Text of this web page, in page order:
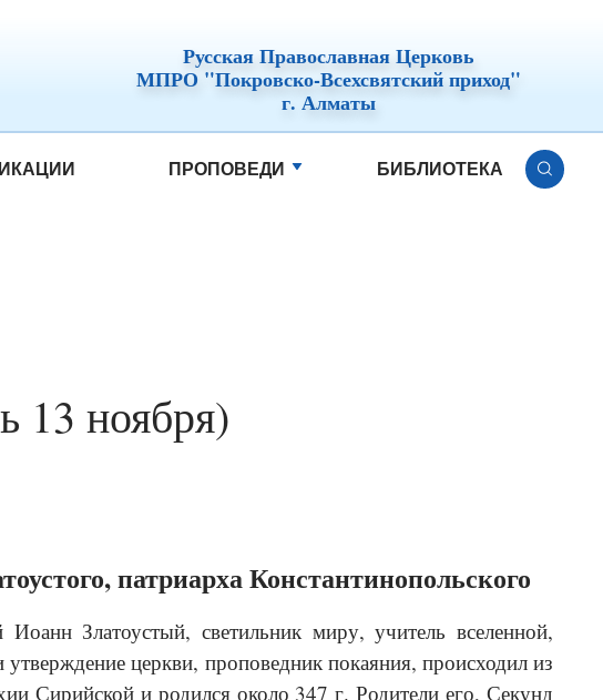
Русская Православная Церковь
МПРО "Покровско-Всехсвятский приход"
г. Алматы
ПРОПОВЕДИ БИБЛИОТЕКА
13 ноября)
патриарха Константинопольского
Иоанн Златоустый, светильник миру, учитель вселенной,
утверждение церкви, проповедник покаяния, происходил из
Сирийской и родился около 347 г. Роди­тели его, Секунд